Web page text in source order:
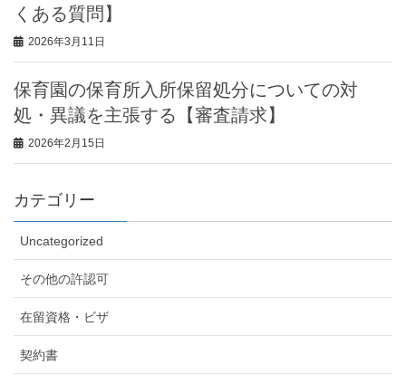
くある質問】
2026年3月11日
保育園の保育所入所保留処分についての対
処・異議を主張する【審査請求】
2026年2月15日
カテゴリー
Uncategorized
その他の許認可
在留資格・ビザ
契約書